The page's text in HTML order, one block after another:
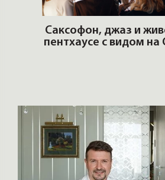
Саксофон, джаз и
пентхаусе с видом